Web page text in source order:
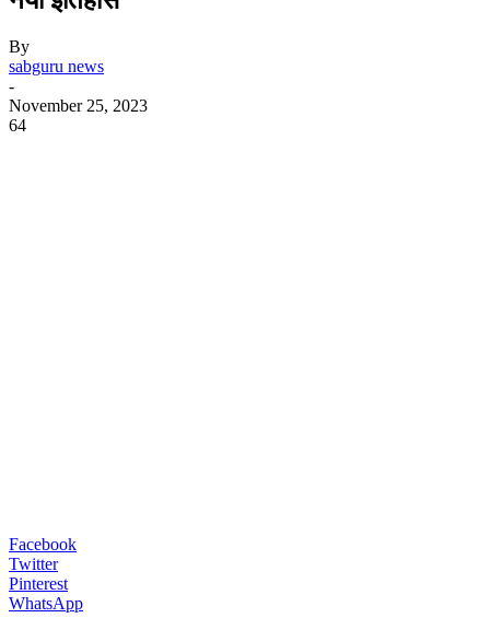
By
sabguru news
-
November 25, 2023
64
Facebook
Twitter
Pinterest
WhatsApp